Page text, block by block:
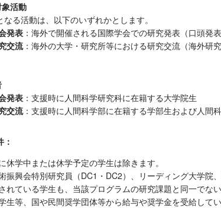
活動
なる活動は、以下のいずれかとします。
発表 ：海外で開催される国際学会での研究発表（口頭発
交流：海外の大学・研究所等における研究交流（海外研
発表 ：支援時に人間科学研究科に在籍する大学院生
交流：支援時に人間科学部に在籍する学部生および人間
休学中または休学予定の学生は除きます。
振興会特別研究員（DC1・DC2）、リーディング大学院
れている学生も、当該プログラムの研究課題と同一でな
生等、国や民間奨学団体等から給与や奨学金を受給して